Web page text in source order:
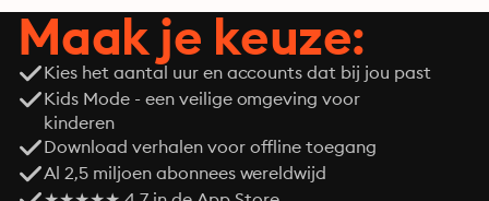
Maak je keuze:
Kies het aantal uur en accounts dat bij jou past
Kids Mode - een veilige omgeving voor
kinderen
Download verhalen voor offline toegang
Al 2,5 miljoen abonnees wereldwijd